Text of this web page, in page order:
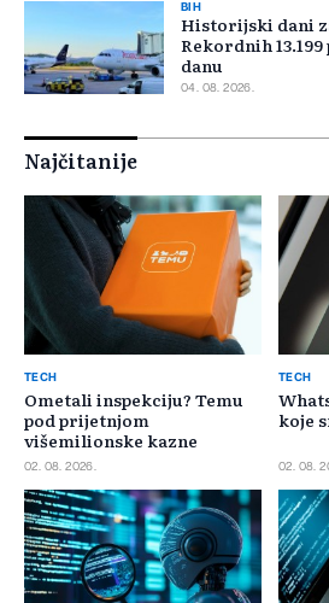
BIH
Historijski dani
Rekordnih
danu
04. 08. 2026.
Najčitanije
TECH
Ometali inspekciju? Temu
pod prijetnjom
višemilionske kazne
02. 08. 2026.
TECH
koje
02. 08.